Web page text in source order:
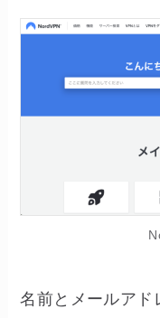
名前とメールアド